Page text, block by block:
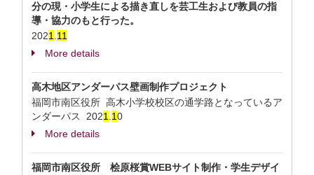
分の現・小学生による描き直しを芸工生および教員の指
導・協力のもと行った。
2021 11
More details
高木地区アンダーパス壁画制作プロジェクト
福岡市南区役所 高木小学校校区の通学路となっているア
ンダーパス 2021 10
More details
福岡市南区役所 桧原桜賞WEBサイト制作・学生デザイ